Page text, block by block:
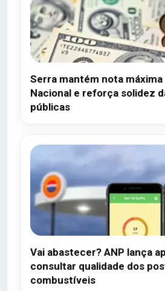
Serra mantém nota
Nacional e reforça solidez
públicas
Vai abastecer? ANP lança
consultar qualidade dos
combustíveis